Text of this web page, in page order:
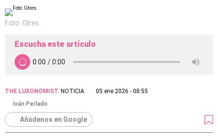
Foto: Gtres.
Escucha este artículo
THE LUXONOMIST NOTICIA
05 ene 2026 - 08:55
Iván Perlado
Añádenos en Google